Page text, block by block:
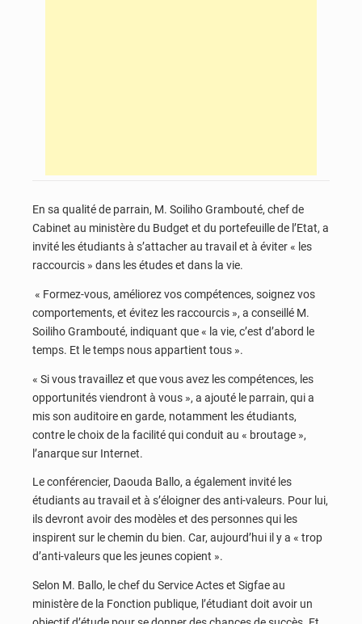
En sa qualité de parrain, M. Soiliho Grambouté, chef de
Cabinet au ministère du Budget et du portefeuille de l’Etat, a
invité les étudiants à s’attacher au travail et à éviter « les
raccourcis » dans les études et dans la vie.
« Formez-vous, améliorez vos compétences, soignez vos
comportements, et évitez les raccourcis », a conseillé M.
Soiliho Grambouté, indiquant que « la vie, c’est d’abord le
temps. Et le temps nous appartient tous ».
« Si vous travaillez et que vous avez les compétences, les
opportunités viendront à vous », a ajouté le parrain, qui a
mis son auditoire en garde, notamment les étudiants,
contre le choix de la facilité qui conduit au « broutage »,
l’anarque sur Internet.
Le conférencier, Daouda Ballo, a également invité les
étudiants au travail et à s’éloigner des anti-valeurs. Pour lui,
ils devront avoir des modèles et des personnes qui les
inspirent sur le chemin du bien. Car, aujourd’hui il y a « trop
d’anti-valeurs que les jeunes copient ».
Selon M. Ballo, le chef du Service Actes et Sigfae au
ministère de la Fonction publique, l’étudiant doit avoir un